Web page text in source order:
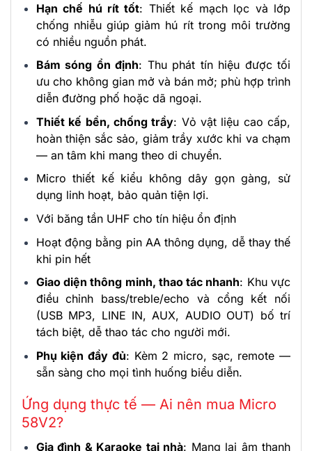
Hạn chế hú rít tốt: Thiết kế mạch lọc và lớp
chống nhiễu giúp giảm hú rít trong môi trường
có nhiều nguồn phát.
Bám sóng ổn định: Thu phát tín hiệu được tối
ưu cho không gian mở và bán mở; phù hợp trình
diễn đường phố hoặc dã ngoại.
Thiết kế bền, chống trầy: Vỏ vật liệu cao cấp,
hoàn thiện sắc sảo, giảm trầy xước khi va chạm
— an tâm khi mang theo di chuyển.
Micro thiết kế kiểu không dây gọn gàng, sử
dụng linh hoạt, bảo quản tiện lợi.
Với băng tần UHF cho tín hiệu ổn định
Hoạt động bằng pin AA thông dụng, dễ thay thế
khi pin hết
Giao diện thông minh, thao tác nhanh: Khu vực
điều chỉnh bass/treble/echo và cổng kết nối
(USB MP3, LINE IN, AUX, AUDIO OUT) bố trí
tách biệt, dễ thao tác cho người mới.
Phụ kiện đầy đủ: Kèm 2 micro, sạc, remote —
sẵn sàng cho mọi tình huống biểu diễn.
Ứng dụng thực tế — Ai nên mua Micro
58V2?
Gia đình & Karaoke tại nhà: Mang lại âm thanh